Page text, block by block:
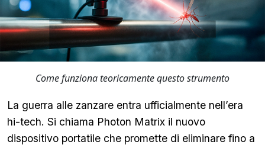
Come funziona teoricamente questo strumento
La guerra alle zanzare entra ufficialmente nell’era
hi-tech. Si chiama Photon Matrix il nuovo
dispositivo portatile che promette di eliminare fino a